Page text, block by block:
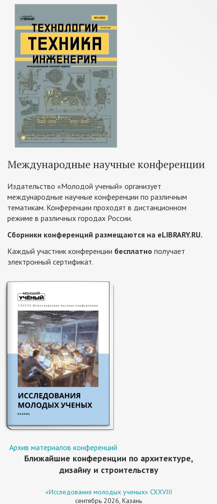
Международные научные конференции
Издательство «Молодой ученый» организует
международные научные конференции по различным
тематикам. Конференции проходят в дистанционном
режиме в различных городах России.
Сборники конференций размещаются на eLIBRARY.RU.
Каждый участник конференции бесплатно получает
электронный сертификат.
Архив материалов конференций
Ближайшие конференции по архитектуре,
дизайну и строительству
«Исследования молодых ученых» CXXVIII
сентябрь 2026, Казань